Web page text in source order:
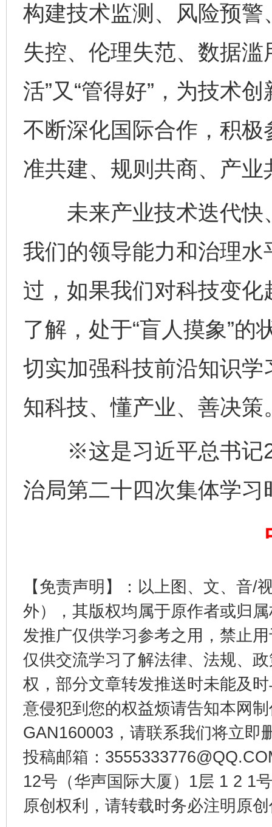
构建技术监测、风险预
失控、伦理失范、数据
活”又“管得好”，为技术
不断深化国际合作，积
准共建、规则共商、产业
未来产业技术迭代快
我们的领导能力和治理
过，如果我们对科技变
了解，处于“盲人摸象”
切实加强科技前沿知识
知科技、懂产业、善决策
※这是习近平总书记
治局第二十四次集体学
【免责声明】：以上图、文、音/
外），其版权均属于原作者或归
发推广仅供学习参考之用，禁止
仅供交流学习了解法律、法规、
权，部分文章转发推送时未能及
意侵犯到您的权益烦请告知本网
GAN160003，请联系我们将立即
投稿邮箱：
12号（华声国际大厦）1层 1 2 1
原创权利，请转载时务必注明原
完善运行机制助力责任有效落实
一纸欠条伤亲情 巡回调解促和解..
法徽映军营 权益有保障